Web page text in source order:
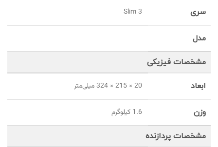
سری Slim 3
مدل
مشخصات فیزیکی
ابعاد 20 × 215 × 324 میلی‌متر
وزن 1.6 کیلوگرم
مشخصات پردازنده